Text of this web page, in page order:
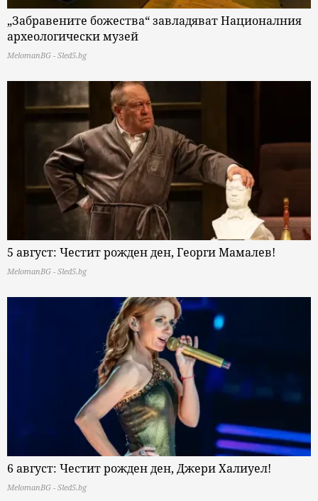
„Забравените божества“ завладяват Националния
археологически музей
MelomanBG - Sled5.bg
5 август: Честит рожден ден, Георги Мамалев!
MelomanBG - Sled5.bg
6 август: Честит рожден ден, Джери Халиуел!
MelomanBG - Sled5.bg